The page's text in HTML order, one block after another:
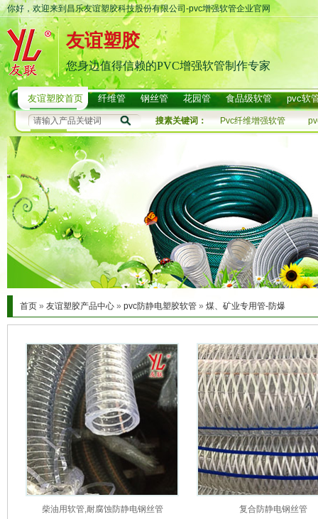
你好，欢迎来到昌乐友谊塑胶科技股份有限公司-pvc增强软管企业官网
友谊塑胶
您身边值得信赖的PVC增强软管制作专家
友谊塑胶首页 纤维管 钢丝管 花园管 食品级软管 pvc软
搜素关键词： Pvc纤维增强软管
首页 » 友谊塑胶产品中心 » pvc防静电塑胶软管 » 煤、矿业专用管-防爆
柴油用软管,耐腐蚀防静电钢丝管 复合防静电钢丝管